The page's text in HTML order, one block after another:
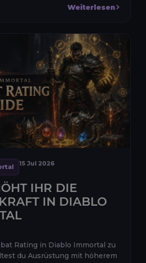
Aufholboni zu kom...
Weiterlesen
15 Jul 2026
IHR DIE
IN DIABLO
Rating in Diablo Immortal zu
du Ausrüstung mit höherem